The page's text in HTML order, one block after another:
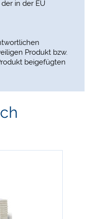
in der EU
Produkt bzw.
beigefügten